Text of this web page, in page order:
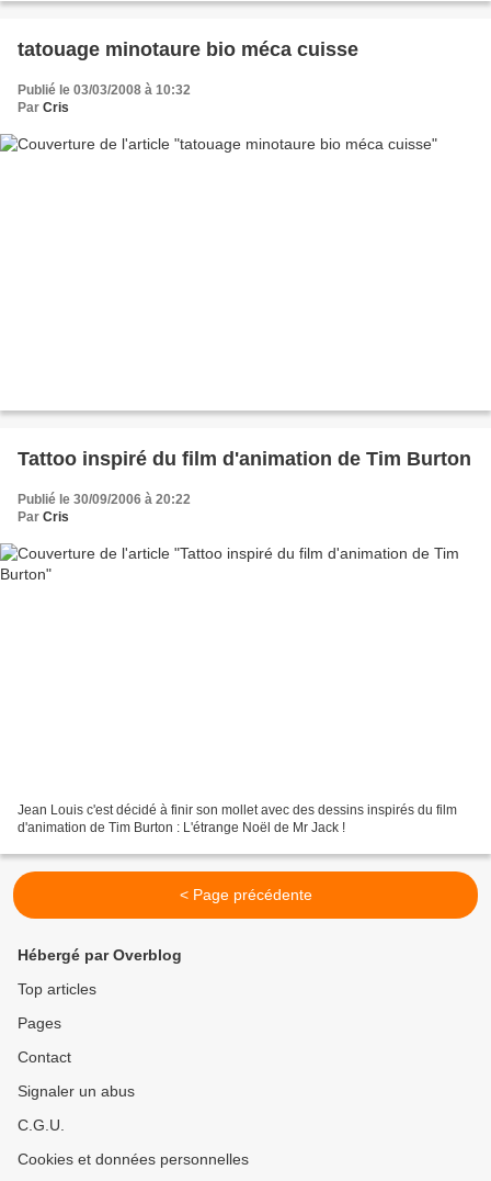
tatouage minotaure bio méca cuisse
Publié le 03/03/2008 à 10:32
Par Cris
Tattoo inspiré du film d'animation de Tim Burton
Publié le 30/09/2006 à 20:22
Par Cris
Jean Louis c'est décidé à finir son mollet avec des dessins inspirés du film
d'animation de Tim Burton : L'étrange Noël de Mr Jack !
< Page précédente
Hébergé par Overblog
Top articles
Pages
Contact
Signaler un abus
C.G.U.
Cookies et données personnelles